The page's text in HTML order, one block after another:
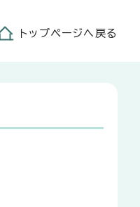
トップページへ戻る